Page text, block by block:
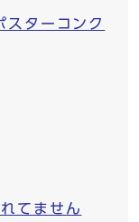
ターコンク
てません